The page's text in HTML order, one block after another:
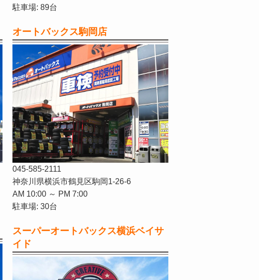
駐車場: 89台
オートバックス駒岡店
045-585-2111
神奈川県横浜市鶴見区駒岡1-26-6
AM 10:00 ～ PM 7:00
駐車場: 30台
スーパーオートバックス横浜ベイサ
イド